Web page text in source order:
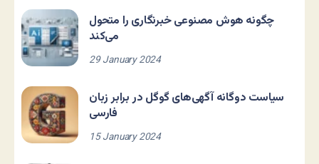
چگونه هوش مصنوعی خبرنگاری را متحول
می‌کند
29 January 2024
سیاست دوگانه آگهی‌های گوگل در برابر زبان
فارسی
15 January 2024